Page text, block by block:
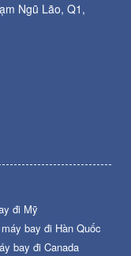
Ngũ Lão, Q1,
đi Mỹ
bay đi Hàn Quốc
bay đi Canada